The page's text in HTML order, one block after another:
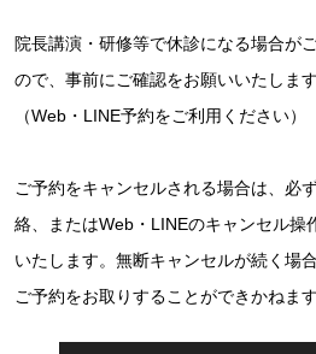
院長講演・研修等で休診になる場合が
ので、事前にご確認をお願いいたします
（Web・LINE予約をご利用ください）
ご予約をキャンセルされる場合は、必
絡、またはWeb・LINEのキャンセル操
いたします。無断キャンセルが続く場
ご予約をお取りすることができかねます